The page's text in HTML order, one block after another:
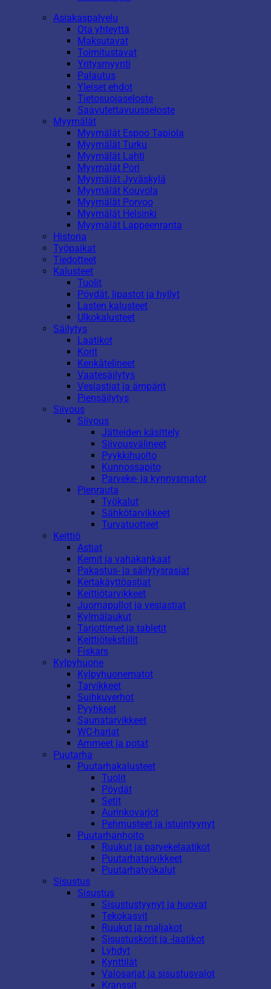
Asiakaspalvelu
Ota yhteyttä
Maksutavat
Toimitustavat
Yritysmyynti
Palautus
Yleiset ehdot
Tietosuojaseloste
Saavutettavuusseloste
Myymälät
Myymälät Espoo Tapiola
Myymälät Turku
Myymälät Lahti
Myymälät Pori
Myymälät Jyväskylä
Myymälät Kouvola
Myymälät Porvoo
Myymälät Helsinki
Myymälät Lappeenranta
Historia
Työpaikat
Tiedotteet
Kalusteet
Tuolit
Pöydät, lipastot ja hyllyt
Lasten kalusteet
Ulkokalusteet
Säilytys
Laatikot
Korit
Kenkätelineet
Vaatesäilytys
Vesiastiat ja ämpärit
Piensäilytys
Siivous
Siivous
Jätteiden käsittely
Siivousvälineet
Pyykkihuolto
Kunnossapito
Parveke- ja kynnysmatot
Pienrauta
Työkalut
Sähkötarvikkeet
Turvatuotteet
Keittiö
Astiat
Kernit ja vahakankaat
Pakastus- ja säilytysrasiat
Kertakäyttöastiat
Keittiötarvikkeet
Juomapullot ja vesiastiat
Kylmälaukut
Tarjottimet ja tabletit
Keittiötekstiilit
Fiskars
Kylpyhuone
Kylpyhuonematot
Tarvikkeet
Suihkuverhot
Pyyhkeet
Saunatarvikkeet
WC-harjat
Ammeet ja potat
Puutarha
Puutarhakalusteet
Tuolit
Pöydät
Setit
Aurinkovarjot
Pehmusteet ja istuintyynyt
Puutarhanhoito
Ruukut ja parvekelaatikot
Puutarhatarvikkeet
Puutarhatyökalut
Sisustus
Sisustus
Sisustustyynyt ja huovat
Tekokasvit
Ruukut ja maljakot
Sisustuskorit ja -laatikot
Lyhdyt
Kynttilät
Valosarjat ja sisustusvalot
Kranssit